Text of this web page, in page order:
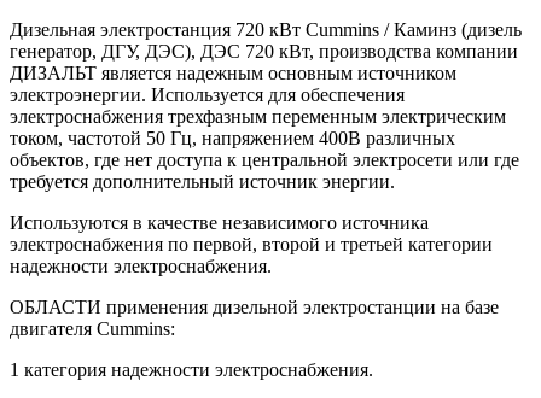
Дизельная электростанция 720 кВт Cummins / Каминз (дизель
генератор, ДГУ, ДЭС), ДЭС 720 кВт, производства компании
ДИЗАЛЬТ является надежным основным источником
электроэнергии. Используется для обеспечения
электроснабжения трехфазным переменным электрическим
током, частотой 50 Гц, напряжением 400В различных
объектов, где нет доступа к центральной электросети или где
требуется дополнительный источник энергии.
Используются в качестве независимого источника
электроснабжения по первой, второй и третьей категории
надежности электроснабжения.
ОБЛАСТИ применения дизельной электростанции на базе
двигателя Cummins:
1 категория надежности электроснабжения.